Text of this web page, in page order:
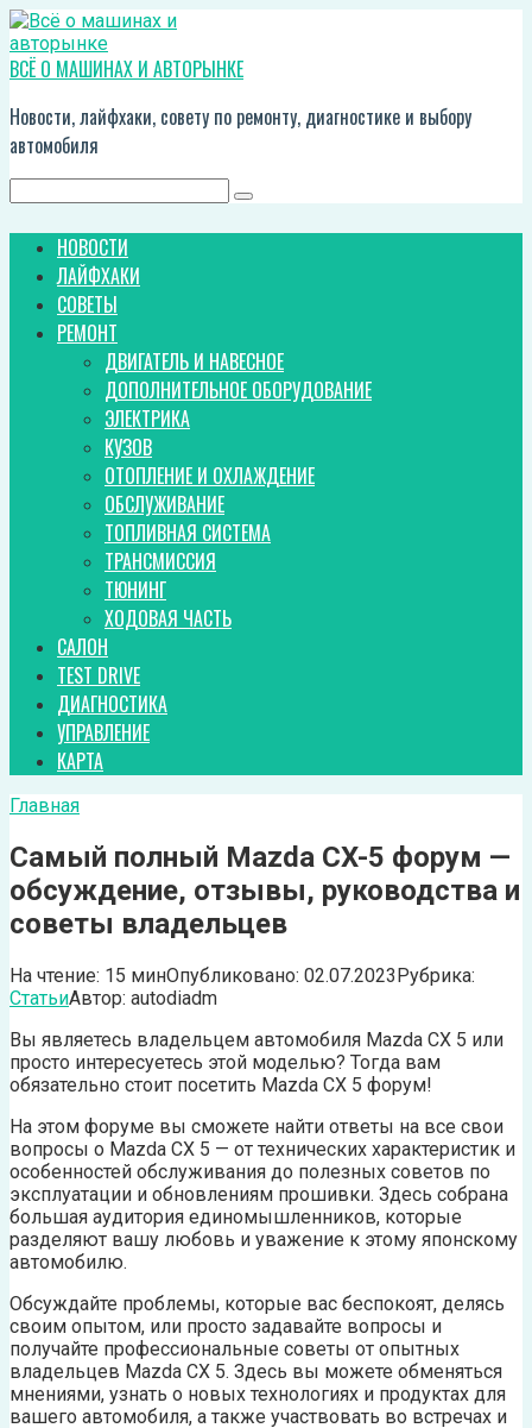
Перейти
к
контенту
ВСЁ О МАШИНАХ И АВТОРЫНКЕ
Новости, лайфхаки, совету по ремонту, диагностике и выбору
автомобиля
НОВОСТИ
ЛАЙФХАКИ
СОВЕТЫ
РЕМОНТ
ДВИГАТЕЛЬ И НАВЕСНОЕ
ДОПОЛНИТЕЛЬНОЕ ОБОРУДОВАНИЕ
ЭЛЕКТРИКА
КУЗОВ
ОТОПЛЕНИЕ И ОХЛАЖДЕНИЕ
ОБСЛУЖИВАНИЕ
ТОПЛИВНАЯ СИСТЕМА
ТРАНСМИССИЯ
ТЮНИНГ
ХОДОВАЯ ЧАСТЬ
САЛОН
TEST DRIVE
ДИАГНОСТИКА
УПРАВЛЕНИЕ
КАРТА
Главная
Самый полный Mazda CX-5 форум —
обсуждение, отзывы, руководства и
советы владельцев
На чтение: 15 минОпубликовано: 02.07.2023Рубрика:
СтатьиАвтор: autodiadm
Вы являетесь владельцем автомобиля Mazda CX 5 или
просто интересуетесь этой моделью? Тогда вам
обязательно стоит посетить Mazda CX 5 форум!
На этом форуме вы сможете найти ответы на все свои
вопросы о Mazda CX 5 — от технических характеристик и
особенностей обслуживания до полезных советов по
эксплуатации и обновлениям прошивки. Здесь собрана
большая аудитория единомышленников, которые
разделяют вашу любовь и уважение к этому японскому
автомобилю.
Обсуждайте проблемы, которые вас беспокоят, делясь
своим опытом, или просто задавайте вопросы и
получайте профессиональные советы от опытных
владельцев Mazda CX 5. Здесь вы можете обменяться
мнениями, узнать о новых технологиях и продуктах для
вашего автомобиля, а также участвовать во встречах и